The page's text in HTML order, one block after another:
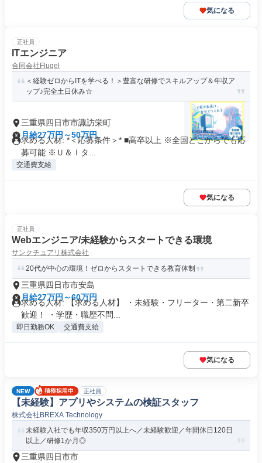
気になる
正社員
ITエンジニア
合同会社Flugel
＜経験ゼロからITを学べる！＞豊富な研修でスキルアップ＆年収ア
ップ♪完全土日休み☆
三重県四日市市諏訪栄町
月給27万円～50万円
求める人材: *＜応募条件＞* ■高卒以上 ※全国どこからでも応
募可能 ※Ｕ＆Ｉタ...
交通費支給
気になる
正社員
Webエンジニア/未経験からスタートできる環境
サンクチュアリ株式会社
20代が中心の環境！ゼロからスタートできる教育体制
三重県四日市市安島
月給27万円～60万円
求める人材: 【求める人材】 ・未経験・フリーター・第二新卒
歓迎！ ・学歴・職歴不問...
即日勤務OK 交通費支給
気になる
NEW 正社員
【未経験】アプリやシステムの検証スタッフ
株式会社BREXA Technology
未経験入社でも年収350万円以上へ／未経験歓迎／年間休日120日
以上／研修1か月◎
三重県四日市市